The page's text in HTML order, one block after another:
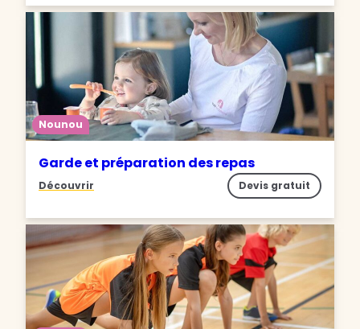
Nounou
Garde et préparation des repas
Découvrir Devis gratuit